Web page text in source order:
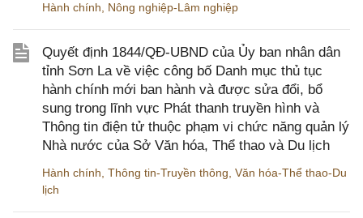
Hành chính Nông nghiệp-Lâm nghiệp
Quyết định 1844/QĐ-UBND của Ủy ban nhân dân
tỉnh Sơn La về việc công bố Danh mục thủ tục
hành chính mới ban hành và được sửa đổi, bổ
sung trong lĩnh vực Phát thanh truyền hình và
Thông tin điện tử thuộc phạm vi chức năng quản lý
Nhà nước của Sở Văn hóa, Thể thao và Du lịch
Hành chính Thông tin-Truyền thông Văn hóa-Thể thao-Du
lịch